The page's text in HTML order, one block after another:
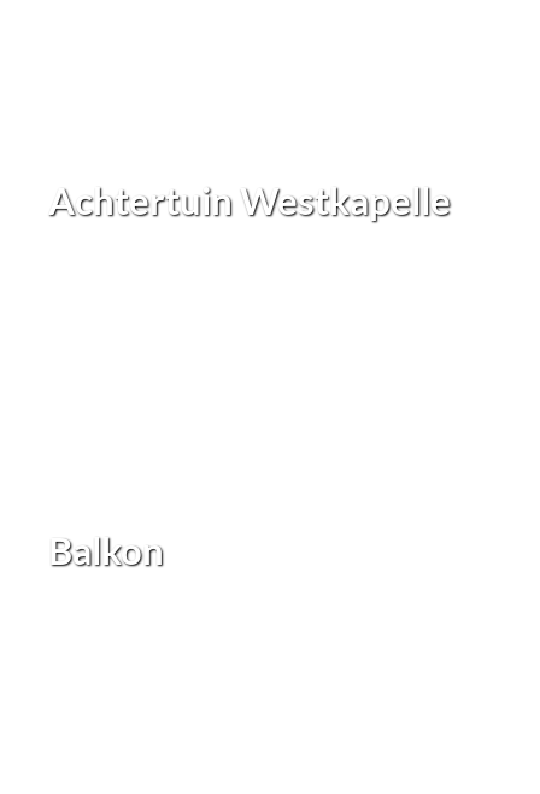
Achtertuin Westkapelle
Balkon